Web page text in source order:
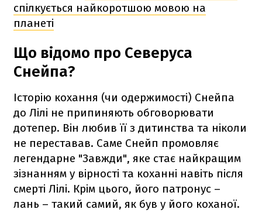
спілкується найкоротшою мовою на
планеті
Що відомо про Северуса
Снейпа?
Історію кохання (чи одержимості) Снейпа
до Лілі не припиняють обговорювати
дотепер. Він любив її з дитинства та ніколи
не переставав. Саме Снейп промовляє
легендарне "Завжди", яке стає найкращим
зізнанням у вірності та коханні навіть після
смерті Лілі. Крім цього, його патронус –
лань – такий самий, як був у його коханої.